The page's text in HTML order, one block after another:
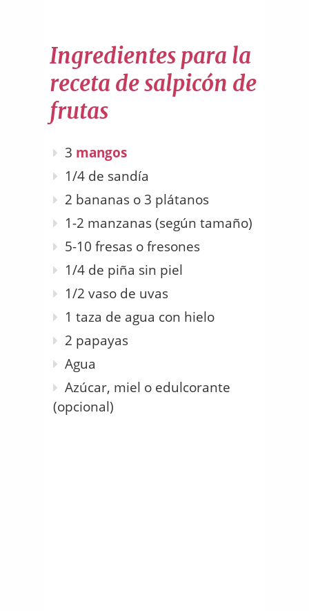
Ingredientes para la
receta de salpicón de
frutas
3 mangos
1/4 de sandía
2 bananas o 3 plátanos
1-2 manzanas (según tamaño)
5-10 fresas o fresones
1/4 de piña sin piel
1/2 vaso de uvas
1 taza de agua con hielo
2 papayas
Agua
Azúcar, miel o edulcorante
(opcional)